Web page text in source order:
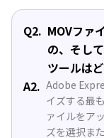
Q2. MOVファ
の、そし
ツールは
A2. Adobe
イズする最
ァイルをア
ズを選択ま